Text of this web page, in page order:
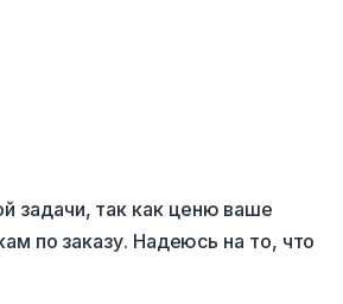
задачи, так как ценю ваше
по заказу. Надеюсь на то, что